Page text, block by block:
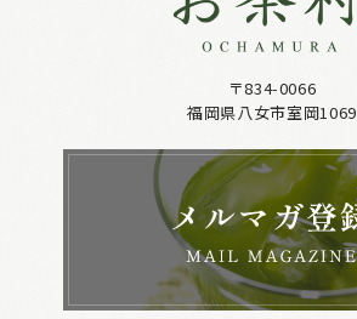
〒834-0066
福岡県八女市室岡1069